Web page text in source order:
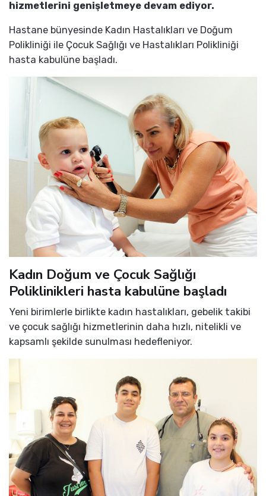
hizmetlerini genişletmeye devam ediyor.
Hastane bünyesinde Kadın Hastalıkları ve Doğum
Polikliniği ile Çocuk Sağlığı ve Hastalıkları Polikliniği
hasta kabulüne başladı.
Kadın Doğum ve Çocuk Sağlığı
Poliklinikleri hasta kabulüne başladı
Yeni birimlerle birlikte kadın hastalıkları, gebelik takibi
ve çocuk sağlığı hizmetlerinin daha hızlı, nitelikli ve
kapsamlı şekilde sunulması hedefleniyor.